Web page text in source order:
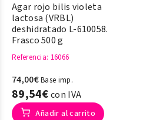
Agar rojo bilis violeta
lactosa (VRBL)
deshidratado L-610058.
Frasco 500 g
Referencia: 16066
74,00€Base imp.
89,54€con IVA
Añadir al carrito